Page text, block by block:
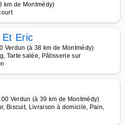
km de Montmédy)
Et Eric
Verdun (à 38 km de Montmédy)
Tarte salée, Pâtisserie sur
Verdun (à 39 km de Montmédy)
Biscuit, Livraison à domicile, Pain,